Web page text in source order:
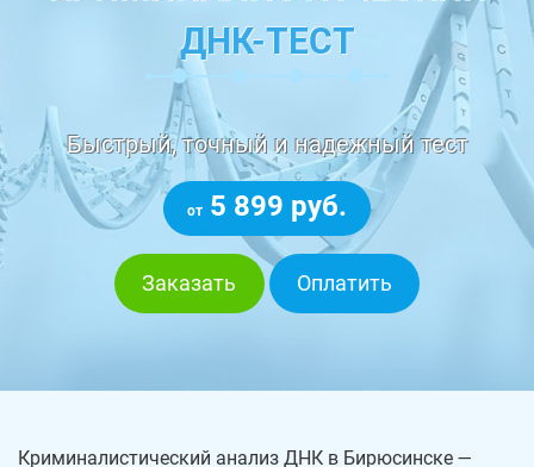
ДНК-ТЕСТ
Быстрый, точный и надежный тест
от 5 899 руб.
Заказать Оплатить
Криминалистический анализ ДНК в Бирюсинске —